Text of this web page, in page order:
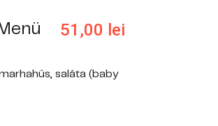
51,00 lei
saláta (baby